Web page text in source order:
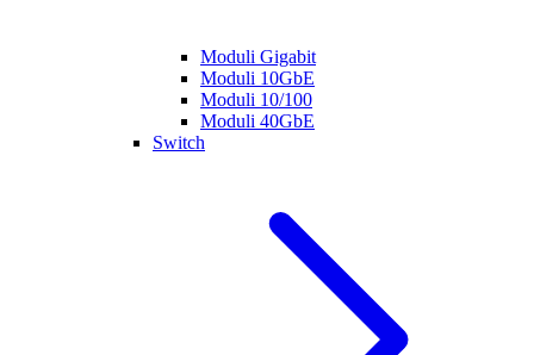
Moduli Gigabit
Moduli 10GbE
Moduli 10/100
Moduli 40GbE
Switch